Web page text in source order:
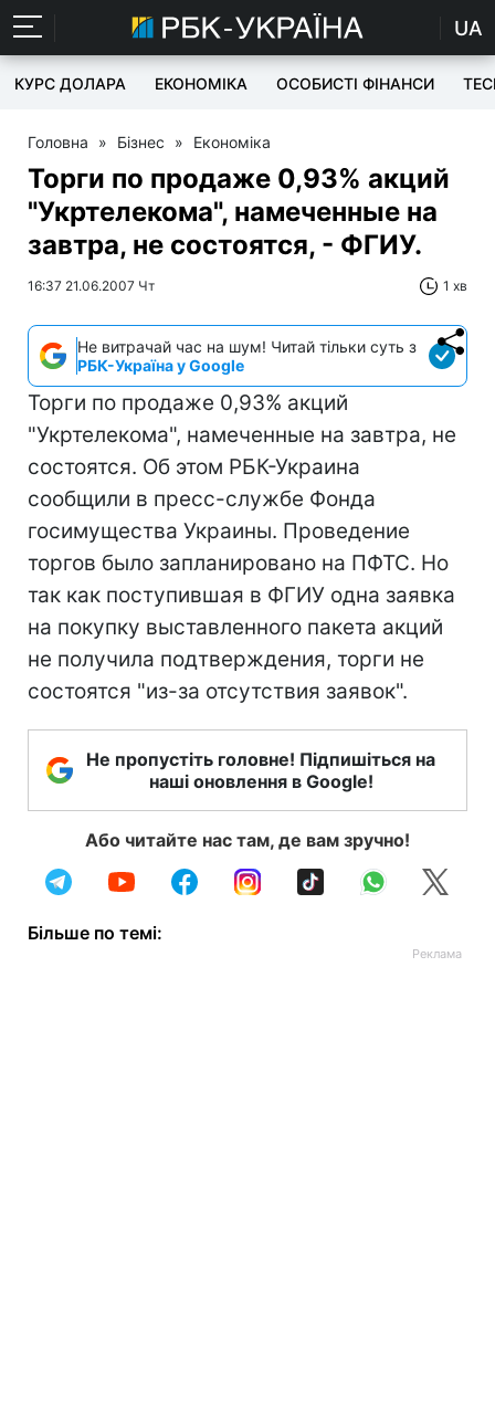
UA
КУРС ДОЛАРА ЕКОНОМІКА ОСОБИСТІ ФІНАНСИ
Головна » Бізнес » Економіка
Торги по продаже 0,93% акций
"Укртелекома", намеченные на
завтра, не состоятся, - ФГИУ.
16:37 21.06.2007 Чт 1 хв
Не витрачай час на шум! Читай тільки суть з
РБК-Україна у Google
Торги по продаже 0,93% акций
"Укртелекома", намеченные на завтра, не
состоятся. Об этом РБК-Украина
сообщили в пресс-службе Фонда
госимущества Украины. Проведение
торгов было запланировано на ПФТС. Но
так как поступившая в ФГИУ одна заявка
на покупку выставленного пакета акций
не получила подтверждения, торги не
состоятся "из-за отсутствия заявок".
Не пропустіть головне! Підпишіться на
наші оновлення в Google!
Або читайте нас там, де вам зручно!
Більше по темі: